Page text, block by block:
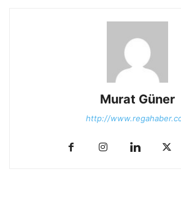
Murat Güner
http://